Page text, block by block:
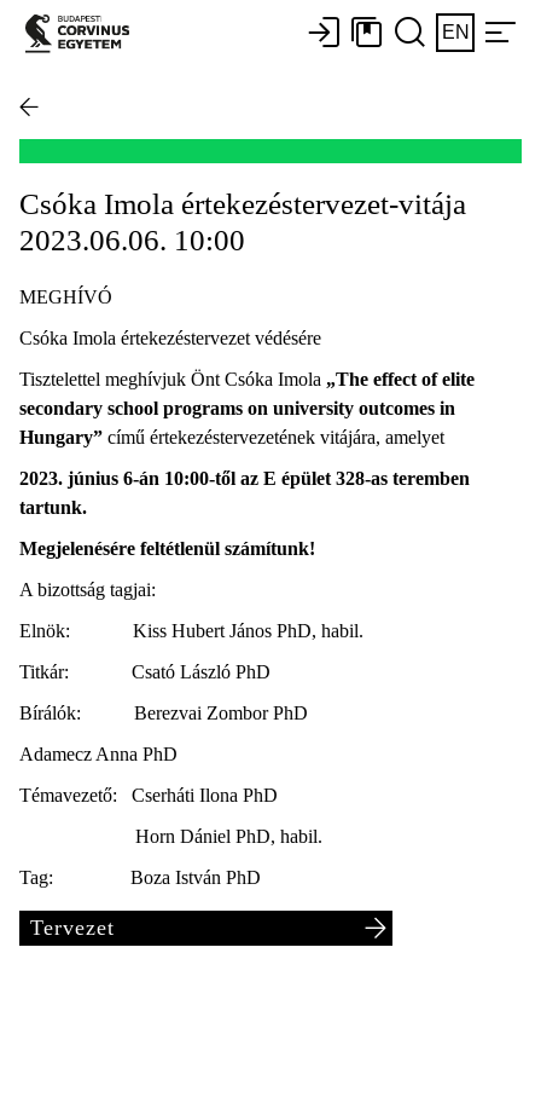
EN
Csóka Imola értekezéstervezet-vitája
2023.06.06. 10:00
MEGHÍVÓ
Csóka Imola értekezéstervezet védésére
Tisztelettel meghívjuk Önt Csóka Imola „The effect of elite
secondary school programs on university outcomes in
Hungary” című értekezéstervezetének vitájára, amelyet
2023. június 6-án 10:00-től az E épület 328-as teremben
tartunk.
Megjelenésére feltétlenül számítunk!
A bizottság tagjai:
Elnök: Kiss Hubert János PhD, habil.
Titkár: Csató László PhD
Bírálók: Berezvai Zombor PhD
Adamecz Anna PhD
Témavezető: Cserháti Ilona PhD
Horn Dániel PhD, habil.
Tag: Boza István PhD
Tervezet